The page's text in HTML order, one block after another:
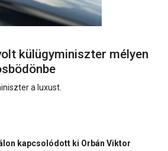
külügyminiszter mélyen
a luxust.
kapcsolódott ki Orbán Viktor